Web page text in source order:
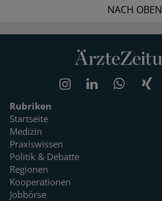
NACH OBEN
Rubriken
Startseite
Medizin
Praxiswissen
Politik & Debatte
Regionen
Kooperationen
Jobbörse